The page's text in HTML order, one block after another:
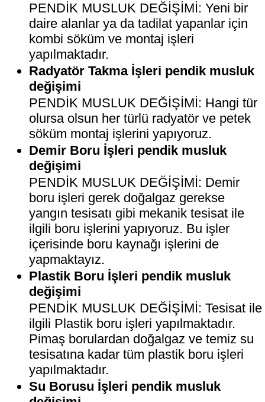
PENDİK MUSLUK DEĞİŞİMİ: Yeni bir
daire alanlar ya da tadilat yapanlar için
kombi söküm ve montaj işleri
yapılmaktadır.
Radyatör Takma İşleri pendik musluk
değişimi
PENDİK MUSLUK DEĞİŞİMİ: Hangi tür
olursa olsun her türlü radyatör ve petek
söküm montaj işlerini yapıyoruz.
Demir Boru İşleri pendik musluk
değişimi
PENDİK MUSLUK DEĞİŞİMİ: Demir
boru işleri gerek doğalgaz gerekse
yangın tesisatı gibi mekanik tesisat ile
ilgili boru işlerini yapıyoruz. Bu işler
içerisinde boru kaynağı işlerini de
yapmaktayız.
Plastik Boru İşleri pendik musluk
değişimi
PENDİK MUSLUK DEĞİŞİMİ: Tesisat ile
ilgili Plastik boru işleri yapılmaktadır.
Pimaş borulardan doğalgaz ve temiz su
tesisatına kadar tüm plastik boru işleri
yapılmaktadır.
Su Borusu İşleri pendik musluk